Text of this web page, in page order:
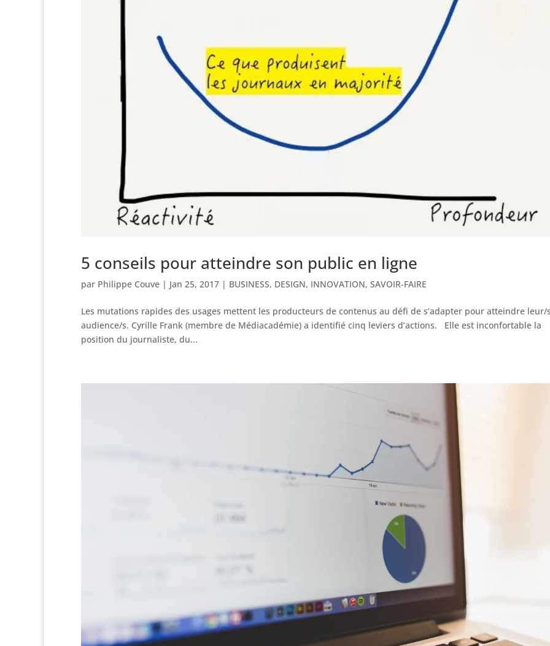
5 conseils pour atteindre son public en ligne
par Philippe Couve | Jan 25, 2017 | BUSINESS, DESIGN, INNOVATION, SAVOIR-FAIRE
Les mutations rapides des usages mettent les producteurs de contenus au défi de s’adapter pour atteindre leur/
audience/s. Cyrille Frank (membre de Médiacadémie) a identifié cinq leviers d’actions. Elle est inconfortable la
position du journaliste, du...